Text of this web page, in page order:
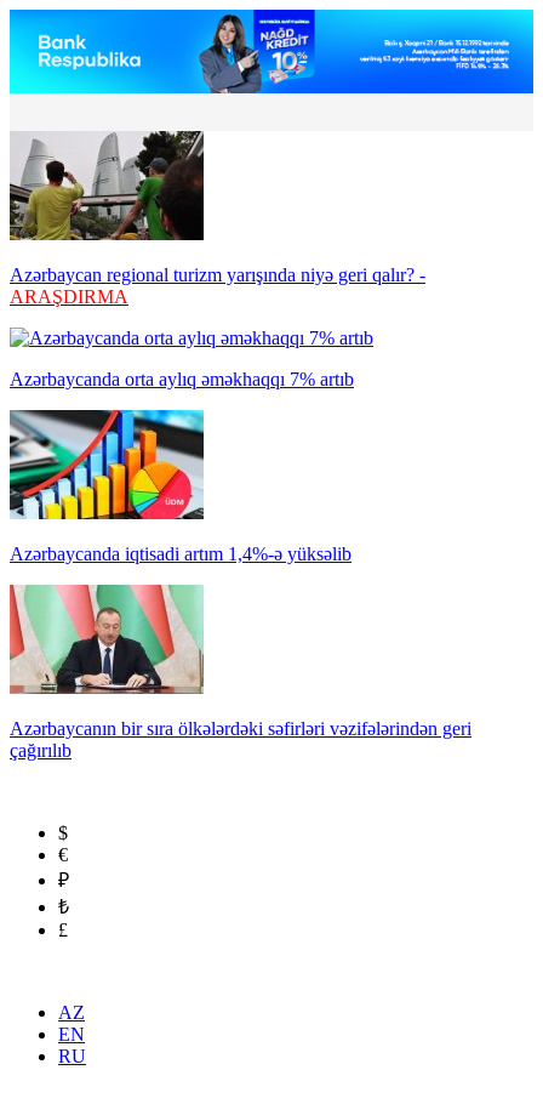
Azərbaycan regional turizm yarışında niyə geri qalır? -
ARAŞDIRMA
Azərbaycanda orta aylıq əməkhaqqı 7% artıb
Azərbaycanda iqtisadi artım 1,4%-ə yüksəlib
Azərbaycanın bir sıra ölkələrdəki səfirləri vəzifələrindən geri
çağırılıb
$
€
₽
₺
£
AZ
EN
RU